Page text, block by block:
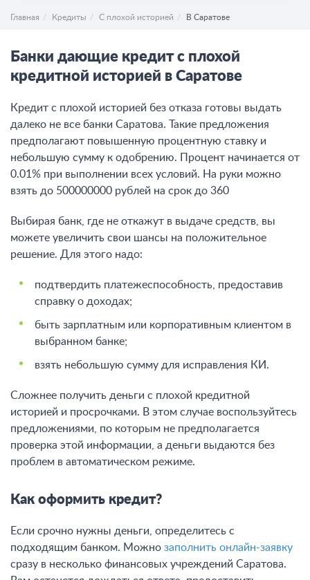
Главная Кредиты С плохой историей В Саратове
Банки дающие кредит с плохой
кредитной историей в Саратове
Кредит с плохой историей без отказа готовы выдать
далеко не все банки Саратова. Такие предложения
предполагают повышенную процентную ставку и
небольшую сумму к одобрению. Процент начинается от
0.01% при выполнении всех условий. На руки можно
взять до 500000000 рублей на срок до 360
Выбирая банк, где не откажут в выдаче средств, вы
можете увеличить свои шансы на положительное
решение. Для этого надо:
подтвердить платежеспособность, предоставив
справку о доходах;
быть зарплатным или корпоративным клиентом в
выбранном банке;
взять небольшую сумму для исправления КИ.
Сложнее получить деньги с плохой кредитной
историей и просрочками. В этом случае воспользуйтесь
предложениями, по которым не предполагается
проверка этой информации, а деньги выдаются без
проблем в автоматическом режиме.
Как оформить кредит?
Если срочно нужны деньги, определитесь с
подходящим банком. Можно заполнить онлайн-заявку
сразу в несколько финансовых учреждений Саратова.